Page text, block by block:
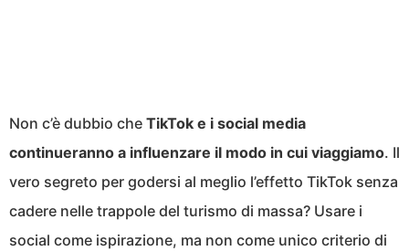
Non c’è dubbio che TikTok e i social media
continueranno a influenzare il modo in cui viaggiamo. Il
vero segreto per godersi al meglio l’effetto TikTok senza
cadere nelle trappole del turismo di massa? Usare i
social come ispirazione, ma non come unico criterio di